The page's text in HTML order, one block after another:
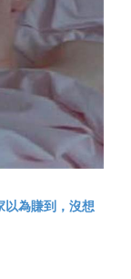
為賺到，沒想